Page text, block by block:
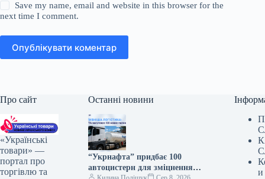
Save my name, email and website in this browser for the
next time I comment.
Опублікувати коментар
Про сайт
«Українські
товари» —
портал про
торгівлю та
Останні новини
“Укрнафта” придбає 100
автоцистерн для зміцнення
и